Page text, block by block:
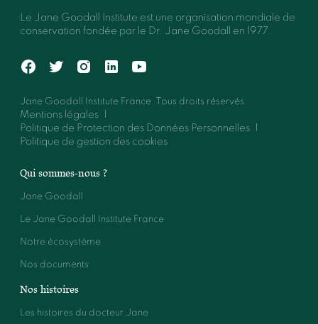
Le Jane Goodall Institute est une organisation mondiale de
conservation fondée par le Dr. Jane Goodall en 1977.
Jane Goodall Institute France. Tous droits réservés.
Mentions légales
Politique de Protection des Données Personnelles
Politique de gestion des cookies
Qui sommes-nous ?
Jane Goodall
Le Jane Goodall Institute France
Notre écosystème
Nos documents
Nos histoires
Les histoires du docteur Jane